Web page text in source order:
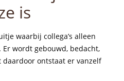
is
waarbij collega’s alleen
wordt gebouwd, bedacht,
daardoor ontstaat er vanzelf